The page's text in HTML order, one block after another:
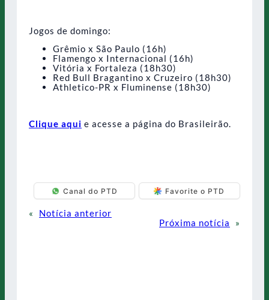
Jogos de domingo:
Grêmio x São Paulo (16h)
Flamengo x Internacional (16h)
Vitória x Fortaleza (18h30)
Red Bull Bragantino x Cruzeiro (18h30)
Athletico-PR x Fluminense (18h30)
Clique aqui e acesse a página do Brasileirão.
Canal do PTD Favorite o PTD
«
Notícia anterior
Próxima notícia
»